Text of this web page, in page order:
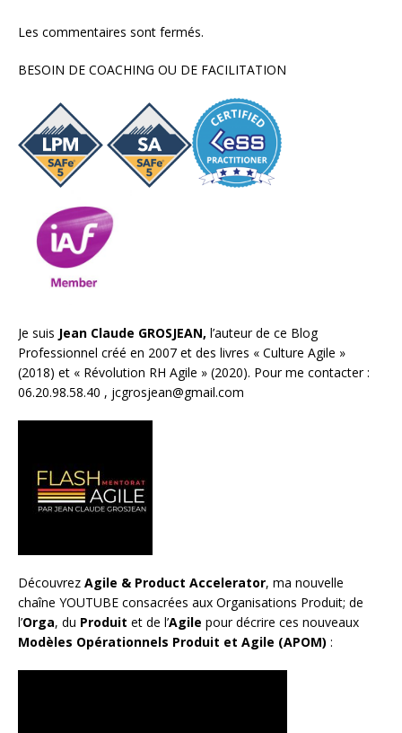
Les commentaires sont fermés.
BESOIN DE COACHING OU DE FACILITATION
Je suis Jean Claude GROSJEAN, l’auteur de ce Blog
Professionnel créé en 2007 et des livres « Culture Agile »
(2018) et « Révolution RH Agile » (2020). Pour me contacter :
06.20.98.58.40 , jcgrosjean@gmail.com
Découvrez Agile & Product Accelerator, ma nouvelle
chaîne YOUTUBE consacrées aux Organisations Produit; de
l’Orga, du Produit et de l’Agile pour décrire ces nouveaux
Modèles Opérationnels Produit et Agile (APOM) :